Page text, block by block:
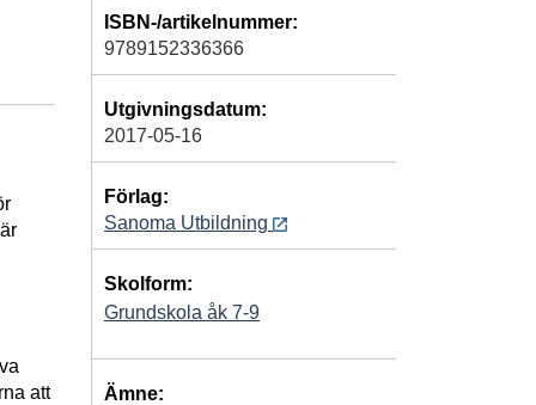
att
ISBN-/artikelnummer:
9789152336366
Utgivningsdatum:
2017-05-16
Förlag:
Sanoma Utbildning
Skolform:
Grundskola åk 7-9
Ämne: